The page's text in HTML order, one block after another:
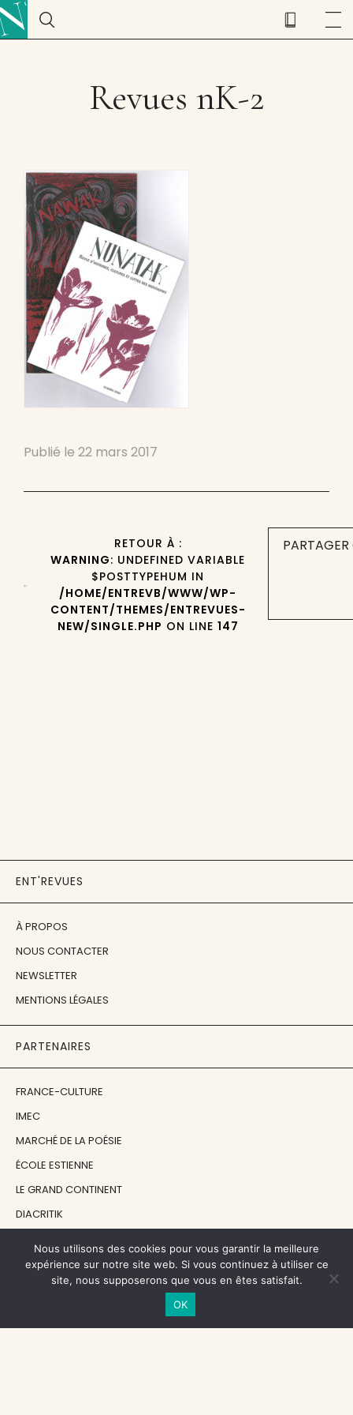
Revues nK-2
Publié le 22 mars 2017
RETOUR À :
WARNING: UNDEFINED VARIABLE
$POSTTYPEHUM IN
/HOME/ENTREVB/WWW/WP-
CONTENT/THEMES/ENTREVUES-
NEW/SINGLE.PHP ON LINE 147
ENT'REVUES
À PROPOS
NOUS CONTACTER
NEWSLETTER
MENTIONS LÉGALES
PARTENAIRES
FRANCE-CULTURE
IMEC
MARCHÉ DE LA POÉSIE
ÉCOLE ESTIENNE
LE GRAND CONTINENT
DIACRITIK
NOS SOUTIENS
CENTRE NATIONAL DU LIVRE
Nous utilisons des cookies pour vous garantir la meilleure
expérience sur notre site web. Si vous continuez à utiliser ce
site, nous supposerons que vous en êtes satisfait.
OK